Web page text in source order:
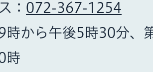
： 072-367-1254
時から午後5時30分、
時